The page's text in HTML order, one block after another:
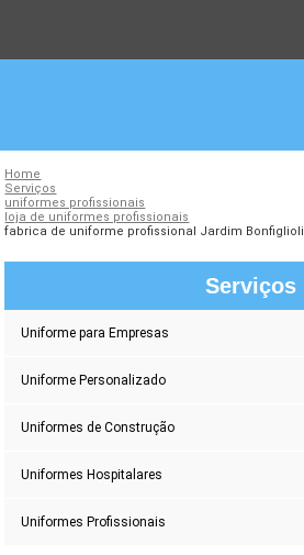
Home
Serviços
uniformes profissionais
loja de uniformes profissionais
fabrica de uniforme profissional Jardim Bonfiglioli
Serviços
Uniforme para Empresas
Uniforme Personalizado
Uniformes de Construção
Uniformes Hospitalares
Uniformes Profissionais